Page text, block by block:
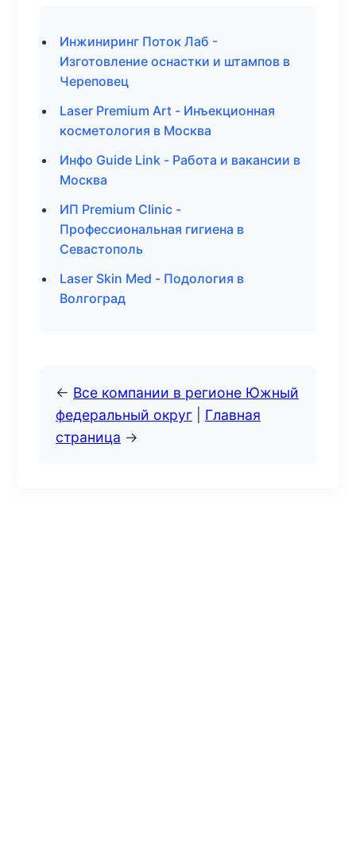
Инжиниринг Поток Лаб -
Изготовление оснастки и штампов в
Череповец
Laser Premium Art - Инъекционная
косметология в Москва
Инфо Guide Link - Работа и вакансии в
Москва
ИП Premium Clinic -
Профессиональная гигиена в
Севастополь
Laser Skin Med - Подология в
Волгоград
← Все компании в регионе Южный
федеральный округ
Главная
страница →